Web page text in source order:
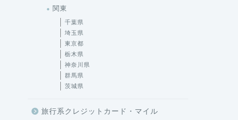
関東
千葉県
埼玉県
東京都
栃木県
神奈川県
群馬県
茨城県
旅行系クレジットカード・マイル